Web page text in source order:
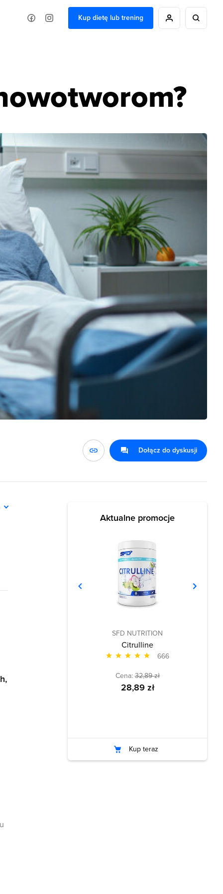
Kup dietę lub trening
Dołącz do dyskusji
Aktualne promocje
SFD NUTRITION
Citrulline
666
Cena:32,89 zł
28,89 zł
Kup teraz